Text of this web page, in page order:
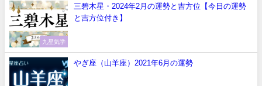
葉】
九星気学
三碧木星・2024年2月の運勢と吉方位【今日の運勢
と吉方位付き】
やぎ座（山羊座）2021年6月の運勢